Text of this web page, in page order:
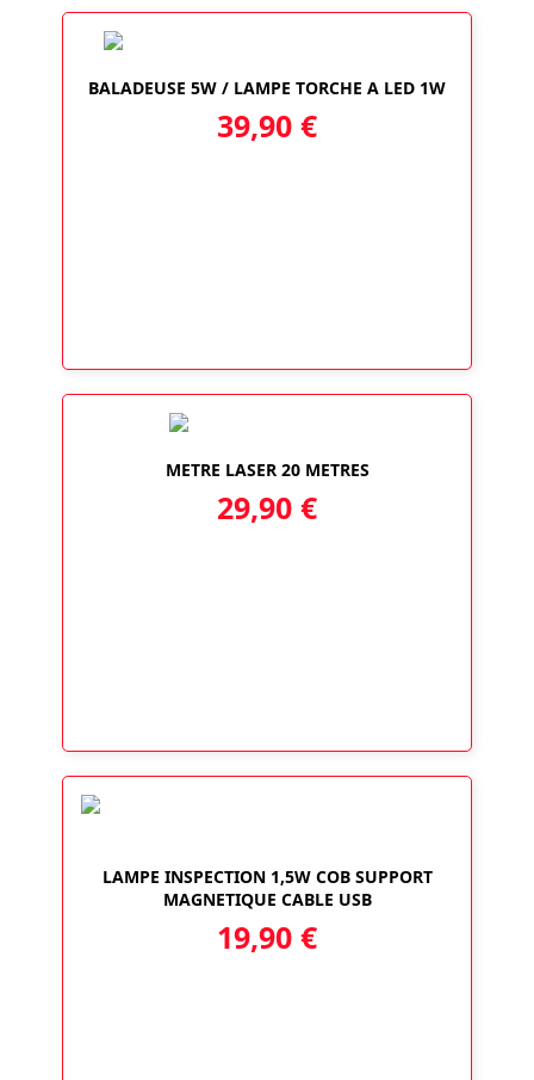
BALADEUSE 5W / LAMPE TORCHE A LED 1W
39,90 €
METRE LASER 20 METRES
29,90 €
LAMPE INSPECTION 1,5W COB SUPPORT
MAGNETIQUE CABLE USB
19,90 €